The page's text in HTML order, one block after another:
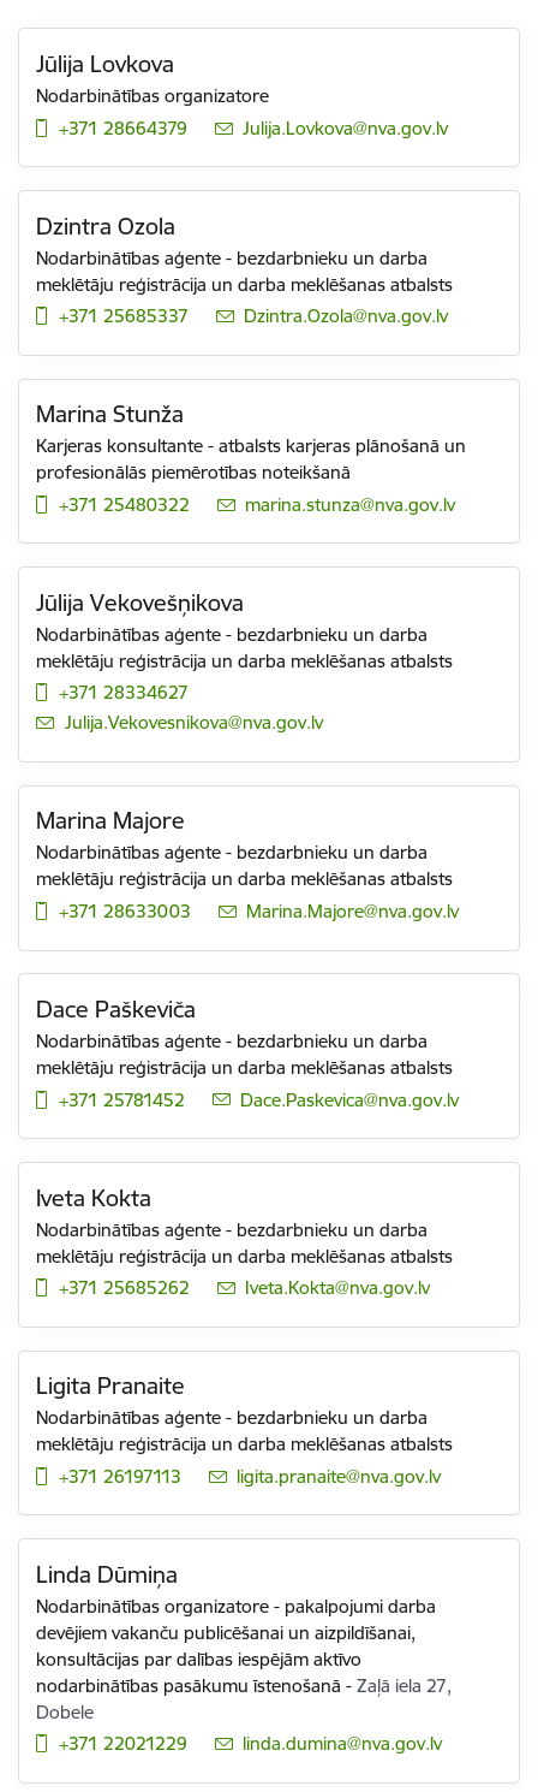
Jūlija Lovkova
Nodarbinātības organizatore
+371 28664379
E-pasts:
Julija.Lovkova@nva.gov.lv
Dzintra Ozola
Nodarbinātības aģente - bezdarbnieku un darba
meklētāju reģistrācija un darba meklēšanas atbalsts
+371 25685337
E-pasts:
Dzintra.Ozola@nva.gov.lv
Marina Stunža
Karjeras konsultante - atbalsts karjeras plānošanā un
profesionālās piemērotības noteikšanā
+371 25480322
E-pasts:
marina.stunza@nva.gov.lv
Jūlija Vekovešņikova
Nodarbinātības aģente - bezdarbnieku un darba
meklētāju reģistrācija un darba meklēšanas atbalsts
+371 28334627
E-pasts:
Julija.Vekovesnikova@nva.gov.lv
Marina Majore
Nodarbinātības aģente - bezdarbnieku un darba
meklētāju reģistrācija un darba meklēšanas atbalsts
+371 28633003
E-pasts:
Marina.Majore@nva.gov.lv
Dace Paškeviča
Nodarbinātības aģente - bezdarbnieku un darba
meklētāju reģistrācija un darba meklēšanas atbalsts
+371 25781452
E-pasts:
Dace.Paskevica@nva.gov.lv
Iveta Kokta
Nodarbinātības aģente - bezdarbnieku un darba
meklētāju reģistrācija un darba meklēšanas atbalsts
+371 25685262
E-pasts:
Iveta.Kokta@nva.gov.lv
Ligita Pranaite
Nodarbinātības aģente - bezdarbnieku un darba
meklētāju reģistrācija un darba meklēšanas atbalsts
+371 26197113
E-pasts:
ligita.pranaite@nva.gov.lv
Linda Dūmiņa
Nodarbinātības organizatore - pakalpojumi darba
devējiem vakanču publicēšanai un aizpildīšanai,
konsultācijas par dalības iespējām aktīvo
nodarbinātības pasākumu īstenošanā -Zaļā iela 27,
Dobele
+371 22021229
E-pasts:
linda.dumina@nva.gov.lv